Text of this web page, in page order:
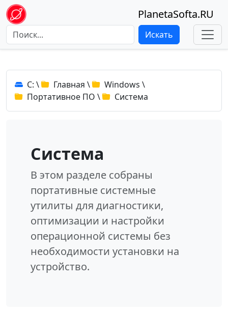
PlanetaSofta.RU
Искать
C: \ Главная \ Windows \
Портативное ПО \ Система
Система
В этом разделе собраны
портативные системные
утилиты для диагностики,
оптимизации и настройки
операционной системы без
необходимости установки на
устройство.